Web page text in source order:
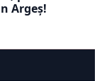
Argeș!